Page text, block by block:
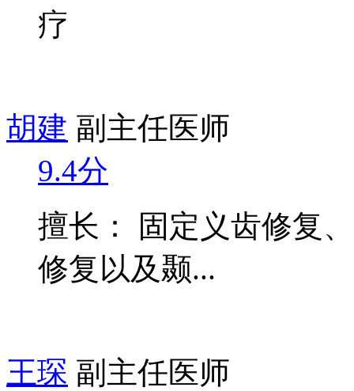
疗
胡建 副主任医师
9.4分
擅长： 固定义齿修复
修复以及颞...
王琛 副主任医师